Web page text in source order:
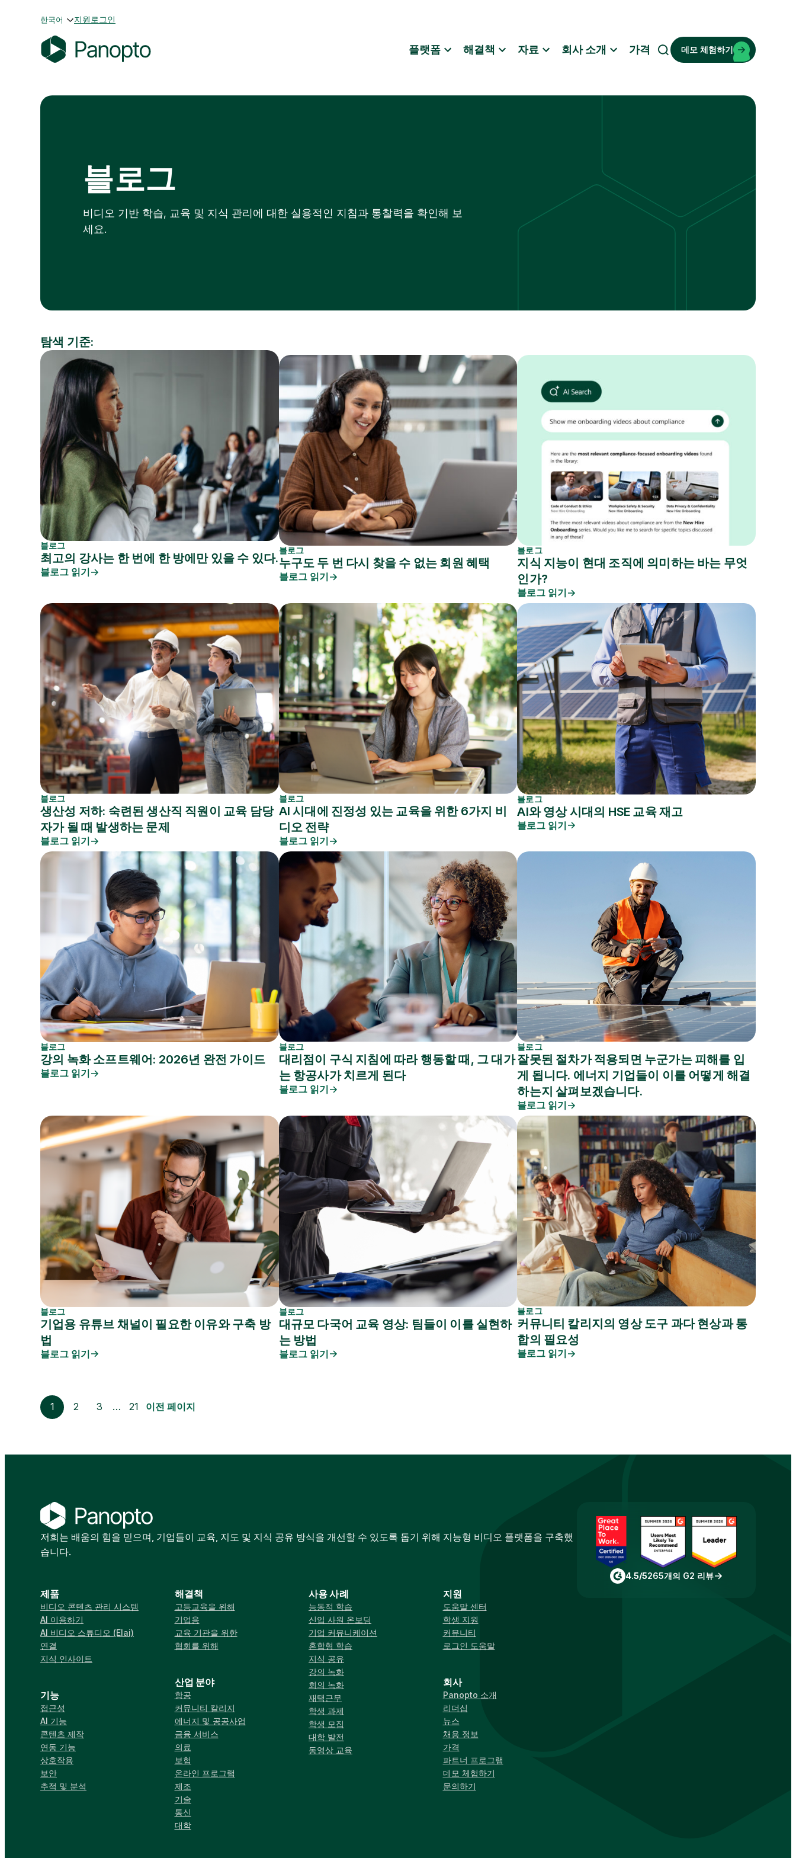
한국어 지원 로그인
n
플랫폼 해결책 자료 회사 소개 가격
검
데모 체험하기
블로그
비디오 기반 학습, 교육 및 지식 관리에 대한 실용적인 지침과 통찰력을 확인해 보
세요.
탐색 기준:산
업
주
제
블로그
최고의 강사는 한 번에 한 방에만 있을 수 있다.
블로그 읽기
블로그
누구도 두 번 다시 찾을 수 없는 회원 혜택
블로그 읽기
블로그
지식 지능이 현대 조직에 의미하는 바는 무엇
인가?
블로그 읽기
블로그
생산성 저하: 숙련된 생산직 직원이 교육 담당
자가 될 때 발생하는 문제
블로그 읽기
블로그
AI 시대에 진정성 있는 교육을 위한 6가지 비
디오 전략
블로그 읽기
블로그
AI와 영상 시대의 HSE 교육 재고
블로그 읽기
블로그
강의 녹화 소프트웨어: 2026년 완전 가이드
블로그 읽기
블로그
대리점이 구식 지침에 따라 행동할 때, 그 대가
는 항공사가 치르게 된다
블로그 읽기
블로그
잘못된 절차가 적용되면 누군가는 피해를 입
게 됩니다. 에너지 기업들이 이를 어떻게 해결
하는지 살펴보겠습니다.
블로그 읽기
블로그
기업용 유튜브 채널이 필요한 이유와 구축 방
법
블로그 읽기
블로그
대규모 다국어 교육 영상: 팀들이 이를 실현하
는 방법
블로그 읽기
블로그
커뮤니티 칼리지의 영상 도구 과다 현상과 통
합의 필요성
블로그 읽기
1 2 3 … 21 이전 페이지
저희는 배움의 힘을 믿으며, 기업들이 교육, 지도 및 지식 공유 방식을 개선할 수 있도록 돕기 위해 지능형 비디오 플랫폼을 구축했
습니다.
제품
비디오 콘텐츠 관리 시스템
AI 이용하기
AI 비디오 스튜디오 (Elai)
연결
지식 인사이트
기능
접근성
AI 기능
콘텐츠 제작
연동 기능
상호작용
보안
추적 및 분석
해결책
고등교육을 위해
기업용
교육 기관을 위한
협회를 위해
산업 분야
항공
커뮤니티 칼리지
에너지 및 공공사업
금융 서비스
의료
보험
온라인 프로그램
제조
기술
통신
대학
사용 사례
능동적 학습
신입 사원 온보딩
기업 커뮤니케이션
혼합형 학습
지식 공유
강의 녹화
회의 녹화
재택근무
학생 과제
학생 모집
대학 발전
동영상 교육
지원
도움말 센터
학생 지원
커뮤니티
로그인 도움말
회사
Panopto 소개
리더십
뉴스
채용 정보
가격
파트너 프로그램
데모 체험하기
문의하기
4.5/5265개의 G2 리뷰